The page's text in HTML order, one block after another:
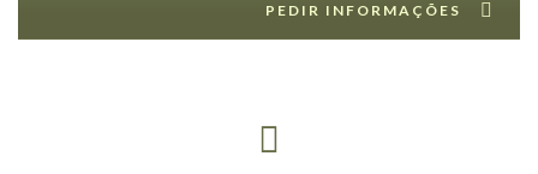
PEDIR INFORMAÇÕES